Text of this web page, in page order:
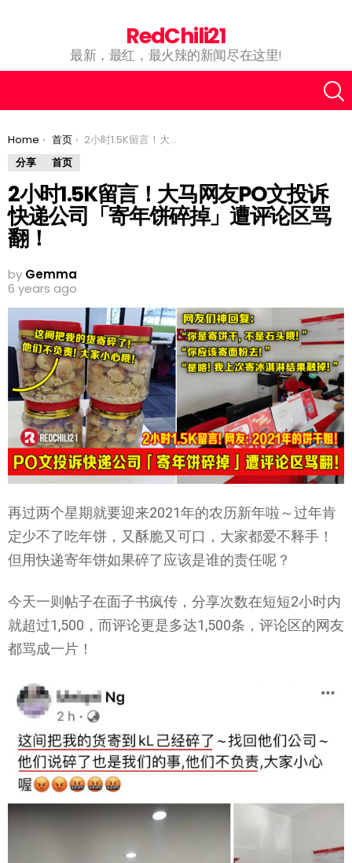
RedChili21
最新，最红，最火辣的新闻尽在这里!
You are here:
Home 首页
2小时1.5K留言！大马网友PO文投诉快递公司「寄年饼碎掉」遭评论区骂翻！
分享
首页
2小时1.5K留言！大马网友PO文投诉
快递公司「寄年饼碎掉」遭评论区骂
翻！
by Gemma
6 years ago
再过两个星期就要迎来2021年的农历新年啦～过年肯
定少不了吃年饼，又酥脆又可口，大家都爱不释手！
但用快递寄年饼如果碎了应该是谁的责任呢？
今天一则帖子在面子书疯传，分享次数在短短2小时内
就超过1,500，而评论更是多达1,500条，评论区的网友
都骂成一片！